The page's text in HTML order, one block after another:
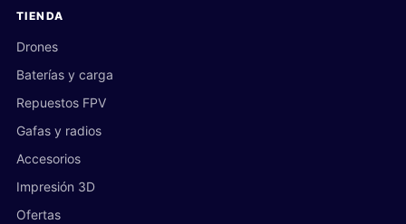
TIENDA
Drones
Baterías y carga
Repuestos FPV
Gafas y radios
Accesorios
Impresión 3D
Ofertas